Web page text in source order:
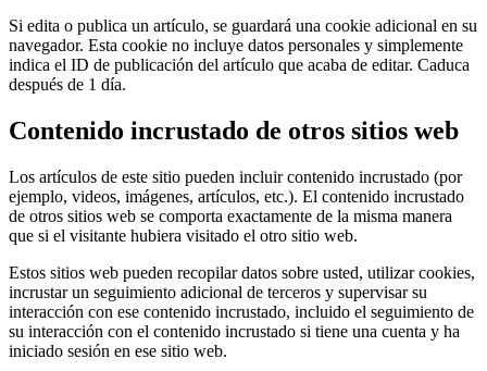
Si edita o publica un artículo, se guardará una cookie adicional en su
navegador. Esta cookie no incluye datos personales y simplemente
indica el ID de publicación del artículo que acaba de editar. Caduca
después de 1 día.
Contenido incrustado de otros sitios web
Los artículos de este sitio pueden incluir contenido incrustado (por
ejemplo, videos, imágenes, artículos, etc.). El contenido incrustado
de otros sitios web se comporta exactamente de la misma manera
que si el visitante hubiera visitado el otro sitio web.
Estos sitios web pueden recopilar datos sobre usted, utilizar cookies,
incrustar un seguimiento adicional de terceros y supervisar su
interacción con ese contenido incrustado, incluido el seguimiento de
su interacción con el contenido incrustado si tiene una cuenta y ha
iniciado sesión en ese sitio web.